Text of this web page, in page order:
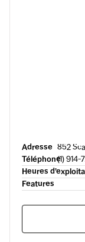
Adresse 852
Téléphone(1) 914-
Heures
Features